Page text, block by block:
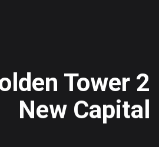
Tower 2
New Capital